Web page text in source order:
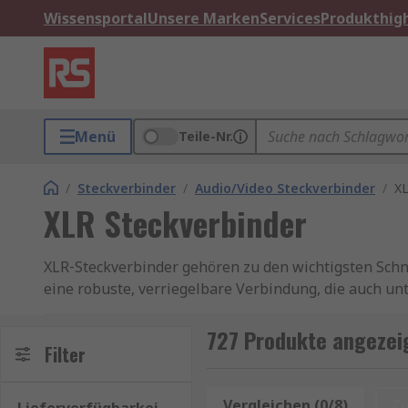
WissensportalUnsere MarkenServices
Menü Teile-Nr.
/ Steckverbinder / Audio/Video Steckverbinder /
XLR Steckverbinder
XLR‑Steckverbinder gehören zu den wichtigsten
eine robuste, verriegelbare Verbindung, die auch
DMX‑Lichtsteuerungen und zahlreiche industrielle
mobile Leitungsstecker, Gerätebuchsen und
unbeabsichtigtes Lösen, während die
Filter 727 Produkte